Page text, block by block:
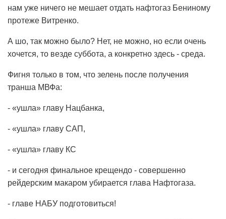
нам уже ничего не мешает отдать нафтогаз Бениному
протеже Витренко.
А шо, так можно было? Нет, не можно, но если очень
хочется, то везде суббота, а конкретно здесь - среда.
Фигня только в том, что зелень после получения
транша МВФа:
- «ушла» главу Нацбанка,
- «ушла» главу САП,
- «ушла» главу КС
- и сегодня финальное крещендо - совершенно
рейдерским макаром убирается глава Нафтогаза.
- главе НАБУ подготовиться!